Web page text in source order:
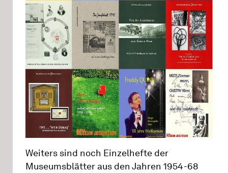
Weiters sind noch Einzelhefte der
Museumsblätter aus den Jahren 1954-68